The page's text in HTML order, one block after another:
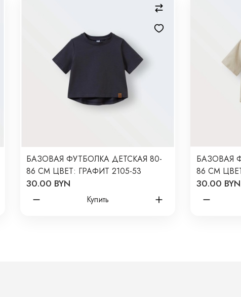
БАЗОВАЯ ФУТБОЛКА ДЕТСКАЯ 80-
86 СМ ЦВЕТ: ГРАФИТ 2105-53
30.00 BYN
Купить
БАЗОВАЯ
86 СМ
2105-79
30.00 BYN